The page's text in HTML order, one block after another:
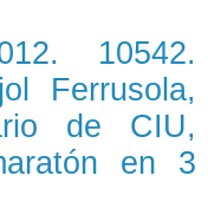
10542.
Ferrusola,
de CIU,
en 3